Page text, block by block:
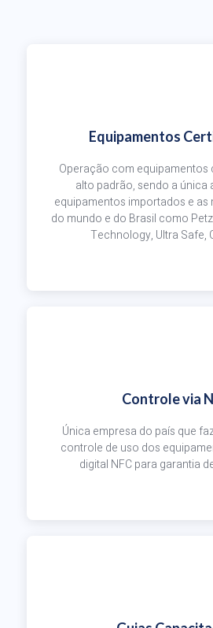
Equipamentos
Operação com equipamentos
alto padrão, sendo a única
equipamentos importados e as
do mundo e do Brasil como
Technology, Ultra Safe,
Controle via
Única empresa do país que
controle de uso dos
digital NFC para garantia